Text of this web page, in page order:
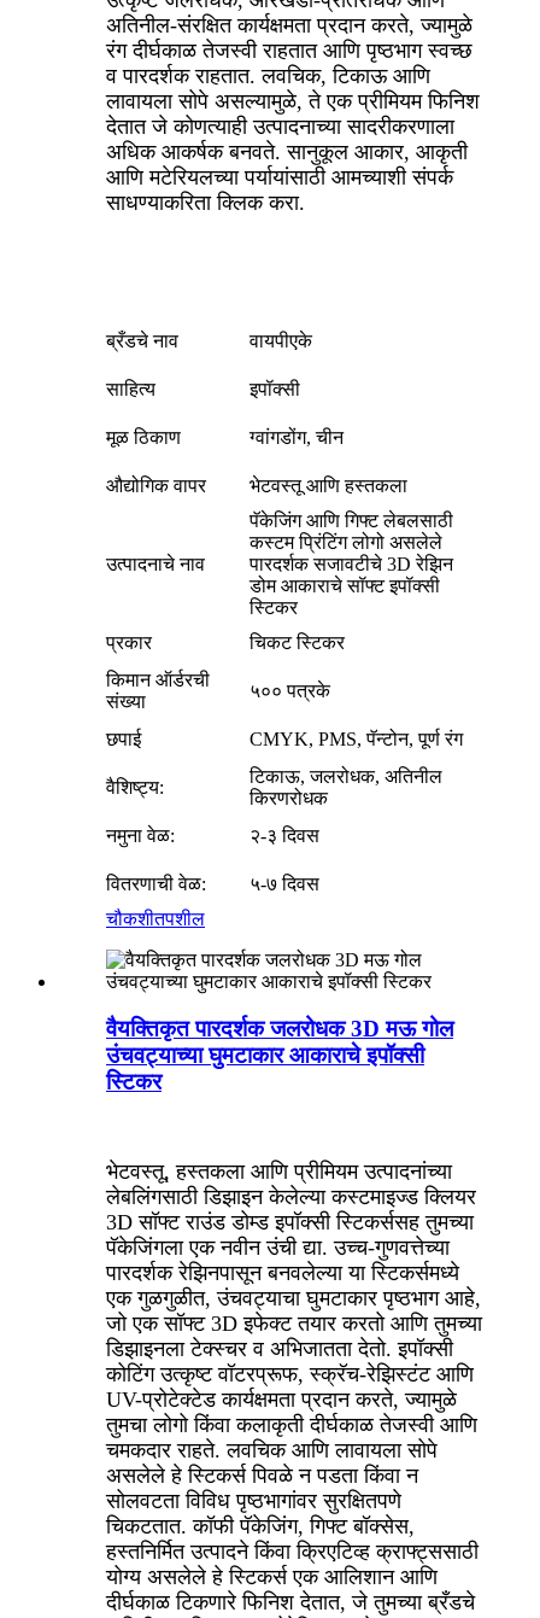
अतिनील-संरक्षित कार्यक्षमता प्रदान करते, ज्यामुळे
रंग दीर्घकाळ तेजस्वी राहतात आणि पृष्ठभाग स्वच्छ
व पारदर्शक राहतात. लवचिक, टिकाऊ आणि
लावायला सोपे असल्यामुळे, ते एक प्रीमियम फिनिश
देतात जे कोणत्याही उत्पादनाच्या सादरीकरणाला
अधिक आकर्षक बनवते. सानुकूल आकार, आकृती
आणि मटेरियलच्या पर्यायांसाठी आमच्याशी संपर्क
साधण्याकरिता क्लिक करा.
ब्रँडचे नाव वायपीएके
साहित्य इपॉक्सी
मूळ ठिकाण ग्वांगडोंग, चीन
औद्योगिक वापर भेटवस्तू आणि हस्तकला
उत्पादनाचे नाव
पॅकेजिंग आणि गिफ्ट लेबलसाठी
कस्टम प्रिंटिंग लोगो असलेले
पारदर्शक सजावटीचे 3D रेझिन
डोम आकाराचे सॉफ्ट इपॉक्सी
स्टिकर
प्रकार
चिकट स्टिकर
किमान ऑर्डरची
संख्या
५०० पत्रके
छपाई CMYK, PMS, पॅन्टोन, पूर्ण रंग
वैशिष्ट्य:
टिकाऊ, जलरोधक, अतिनील
किरणरोधक
नमुना वेळ:
२-३ दिवस
वितरणाची वेळ:
५-७ दिवस
चौकशीतपशील
वैयक्तिकृत पारदर्शक जलरोधक 3D मऊ गोल
उंचवट्याच्या घुमटाकार आकाराचे इपॉक्सी
स्टिकर
भेटवस्तू, हस्तकला आणि प्रीमियम उत्पादनांच्या
लेबलिंगसाठी डिझाइन केलेल्या कस्टमाइज्ड क्लियर
3D सॉफ्ट राउंड डोम्ड इपॉक्सी स्टिकर्ससह तुमच्या
पॅकेजिंगला एक नवीन उंची द्या. उच्च-गुणवत्तेच्या
पारदर्शक रेझिनपासून बनवलेल्या या स्टिकर्समध्ये
एक गुळगुळीत, उंचवट्याचा घुमटाकार पृष्ठभाग आहे,
जो एक सॉफ्ट 3D इफेक्ट तयार करतो आणि तुमच्या
डिझाइनला टेक्स्चर व अभिजातता देतो. इपॉक्सी
कोटिंग उत्कृष्ट वॉटरप्रूफ, स्क्रॅच-रेझिस्टंट आणि
UV-प्रोटेक्टेड कार्यक्षमता प्रदान करते, ज्यामुळे
तुमचा लोगो किंवा कलाकृती दीर्घकाळ तेजस्वी आणि
चमकदार राहते. लवचिक आणि लावायला सोपे
असलेले हे स्टिकर्स पिवळे न पडता किंवा न
सोलवटता विविध पृष्ठभागांवर सुरक्षितपणे
चिकटतात. कॉफी पॅकेजिंग, गिफ्ट बॉक्सेस,
हस्तनिर्मित उत्पादने किंवा क्रिएटिव्ह क्राफ्ट्ससाठी
योग्य असलेले हे स्टिकर्स एक आलिशान आणि
दीर्घकाळ टिकणारे फिनिश देतात, जे तुमच्या ब्रँडचे